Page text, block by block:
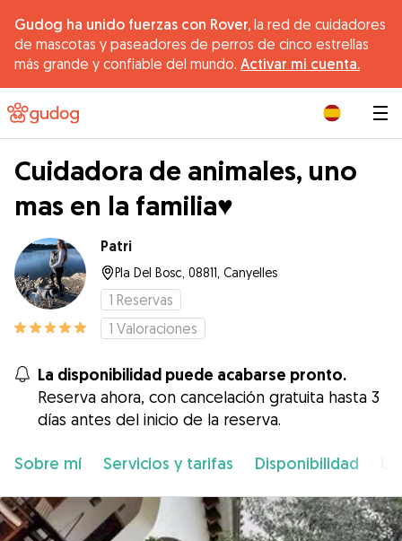
Gudog ha unido fuerzas con Rover, la red de cuidadores
de mascotas y paseadores de perros de cinco estrellas
más grande y confiable del mundo. Activar mi cuenta.
Cuidadora de animales, uno
mas en la familia♥️
Patri
Pla Del Bosc, 08811, Canyelles
1 Reservas
1 Valoraciones
La disponibilidad puede acabarse pronto.
Reserva ahora, con cancelación gratuita hasta 3
días antes del inicio de la reserva.
Sobre mí Servicios y tarifas Disponibilidad